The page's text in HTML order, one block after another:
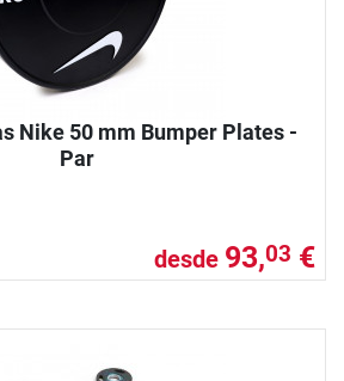
Nike 50 mm Bumper Plates -
Par
desde 93,03 €